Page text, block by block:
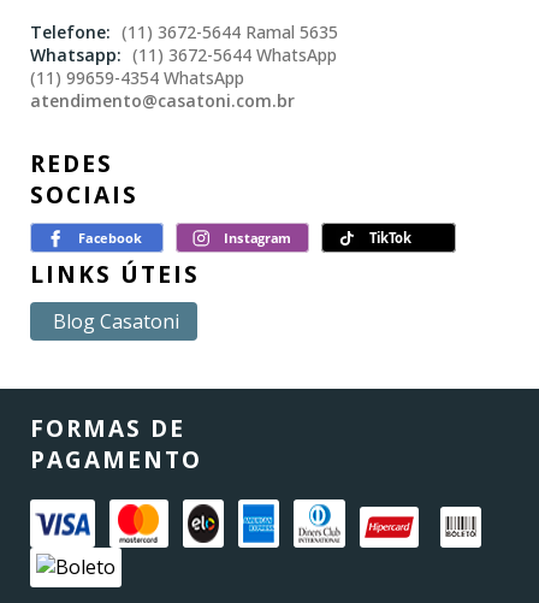
(11) 3672-5644 Ramal 5635
(11) 3672-5644 WhatsApp
(11) 99659-4354 WhatsApp
atendimento@casatoni.com.br
REDES
SOCIAIS
LINKS ÚTEIS
Blog Casatoni
FORMAS DE
PAGAMENTO